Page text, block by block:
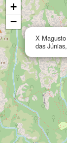
X
das
+
−